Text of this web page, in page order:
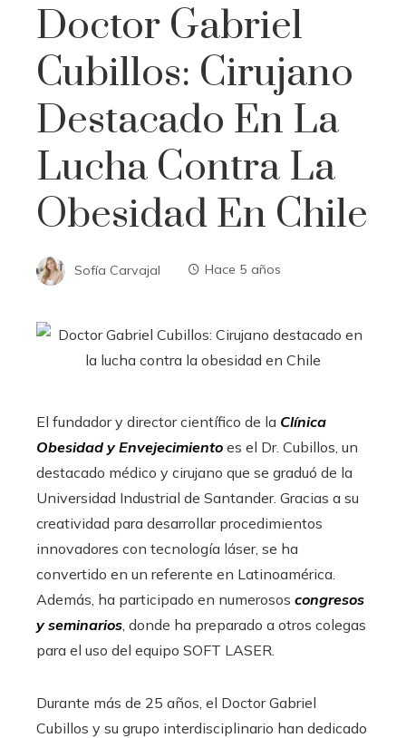
Doctor Gabriel
Cubillos: Cirujano
Destacado En La
Lucha Contra La
Obesidad En Chile
Sofía Carvajal Hace 5 años
El fundador y director científico de la Clínica
Obesidad y Envejecimiento es el Dr. Cubillos, un
destacado médico y cirujano que se graduó de la
Universidad Industrial de Santander. Gracias a su
creatividad para desarrollar procedimientos
innovadores con tecnología láser, se ha
convertido en un referente en Latinoamérica.
Además, ha participado en numerosos congresos
y seminarios , donde ha preparado a otros colegas
para el uso del equipo SOFT LASER.
Durante más de 25 años, el Doctor Gabriel
Cubillos y su grupo interdisciplinario han dedicado